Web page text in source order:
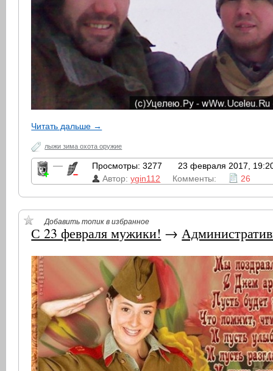
Читать дальше →
лыжи зима охота оружие
— Просмотры: 3277
23 февраля 2017,
Автор:ygin112 Комменты: 26
Добавить топик в избранное
С 23 февраля мужики! →